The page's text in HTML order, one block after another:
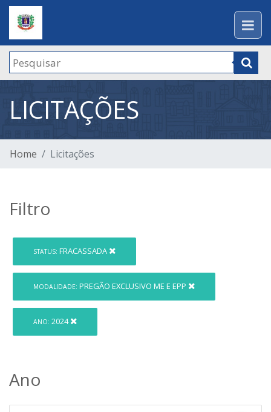
LICITAÇÕES
Home Licitações
Filtro
STATUS: FRACASSADA
MODALIDADE: PREGÃO EXCLUSIVO ME E EPP
ANO: 2024
Ano